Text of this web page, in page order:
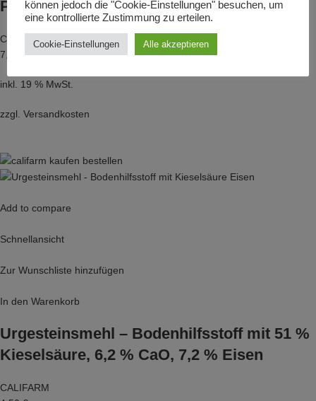
Pflanzenkohle
CALIFARM
7,30 €
inkl. 19 % MwSt.
zzgl. Versandkosten
Add to compare
Schnellansicht
Zur Wunschliste hinzufügen
In den Warenkorb
Urgesteinsmehl – Bodenhilfsstoff mit 51 %
Kieselsäure, 6,2 % CaO, 7,2 % Eisen
CALIFARM
können jedoch die "Cookie-Einstellungen" besuchen, um
eine kontrollierte Zustimmung zu erteilen.
Cookie-Einstellungen Alle akzeptieren